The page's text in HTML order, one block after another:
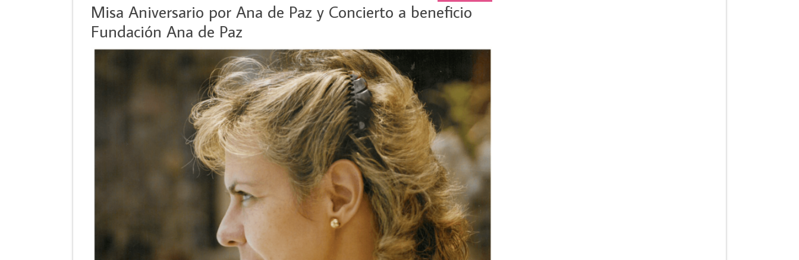
Misa Aniversario por Ana de Paz y Concierto a beneficio
Fundación Ana de Paz